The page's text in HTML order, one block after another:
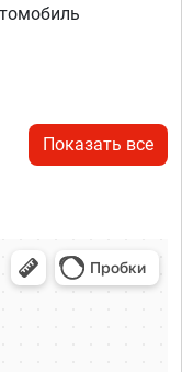
Показать все